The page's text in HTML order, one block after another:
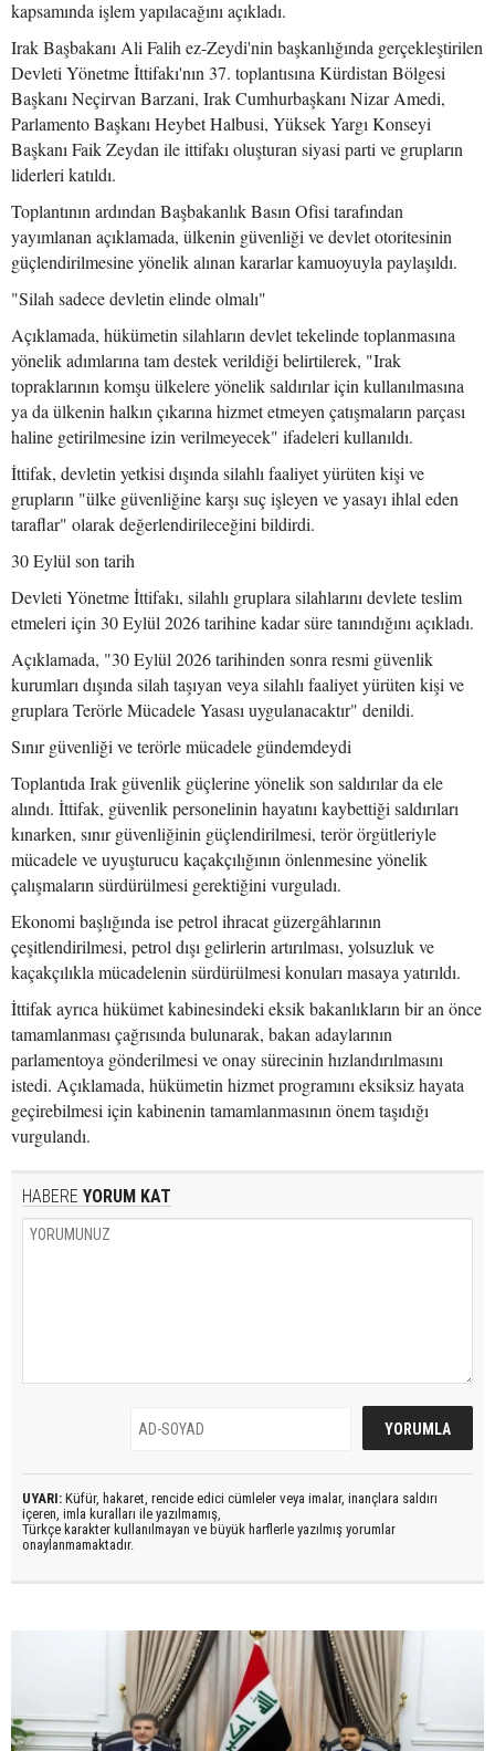
kapsamında işlem yapılacağını açıkladı.
Irak Başbakanı Ali Falih ez-Zeydi'nin başkanlığında gerçekleştirilen
Devleti Yönetme İttifakı'nın 37. toplantısına Kürdistan Bölgesi
Başkanı Neçirvan Barzani, Irak Cumhurbaşkanı Nizar Amedi,
Parlamento Başkanı Heybet Halbusi, Yüksek Yargı Konseyi
Başkanı Faik Zeydan ile ittifakı oluşturan siyasi parti ve grupların
liderleri katıldı.
Toplantının ardından Başbakanlık Basın Ofisi tarafından
yayımlanan açıklamada, ülkenin güvenliği ve devlet otoritesinin
güçlendirilmesine yönelik alınan kararlar kamuoyuyla paylaşıldı.
"Silah sadece devletin elinde olmalı"
Açıklamada, hükümetin silahların devlet tekelinde toplanmasına
yönelik adımlarına tam destek verildiği belirtilerek, "Irak
topraklarının komşu ülkelere yönelik saldırılar için kullanılmasına
ya da ülkenin halkın çıkarına hizmet etmeyen çatışmaların parçası
haline getirilmesine izin verilmeyecek" ifadeleri kullanıldı.
İttifak, devletin yetkisi dışında silahlı faaliyet yürüten kişi ve
grupların "ülke güvenliğine karşı suç işleyen ve yasayı ihlal eden
taraflar" olarak değerlendirileceğini bildirdi.
30 Eylül son tarih
Devleti Yönetme İttifakı, silahlı gruplara silahlarını devlete teslim
etmeleri için 30 Eylül 2026 tarihine kadar süre tanındığını açıkladı.
Açıklamada, "30 Eylül 2026 tarihinden sonra resmi güvenlik
kurumları dışında silah taşıyan veya silahlı faaliyet yürüten kişi ve
gruplara Terörle Mücadele Yasası uygulanacaktır" denildi.
Sınır güvenliği ve terörle mücadele gündemdeydi
Toplantıda Irak güvenlik güçlerine yönelik son saldırılar da ele
alındı. İttifak, güvenlik personelinin hayatını kaybettiği saldırıları
kınarken, sınır güvenliğinin güçlendirilmesi, terör örgütleriyle
mücadele ve uyuşturucu kaçakçılığının önlenmesine yönelik
çalışmaların sürdürülmesi gerektiğini vurguladı.
Ekonomi başlığında ise petrol ihracat güzergâhlarının
çeşitlendirilmesi, petrol dışı gelirlerin artırılması, yolsuzluk ve
kaçakçılıkla mücadelenin sürdürülmesi konuları masaya yatırıldı.
İttifak ayrıca hükümet kabinesindeki eksik bakanlıkların bir an önce
tamamlanması çağrısında bulunarak, bakan adaylarının
parlamentoya gönderilmesi ve onay sürecinin hızlandırılmasını
istedi. Açıklamada, hükümetin hizmet programını eksiksiz hayata
geçirebilmesi için kabinenin tamamlanmasının önem taşıdığı
vurgulandı.
HABERE YORUM KAT
UYARI: Küfür, hakaret, rencide edici cümleler veya imalar, inançlara saldırı
içeren, imla kuralları ile yazılmamış,
Türkçe karakter kullanılmayan ve büyük harflerle yazılmış yorumlar
onaylanmamaktadır.